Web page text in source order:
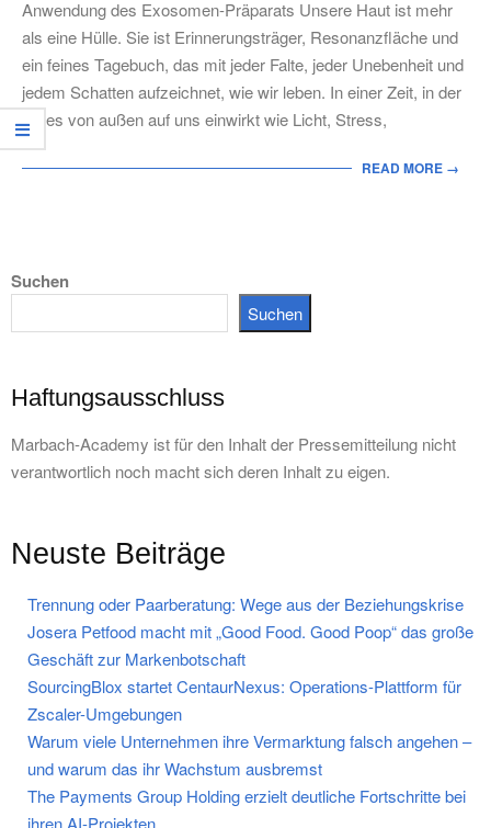
Anwendung des Exosomen-Präparats Unsere Haut ist mehr
als eine Hülle. Sie ist Erinnerungsträger, Resonanzfläche und
ein feines Tagebuch, das mit jeder Falte, jeder Unebenheit und
jedem Schatten aufzeichnet, wie wir leben. In einer Zeit, in der
vieles von außen auf uns einwirkt wie Licht, Stress,
READ MORE →
Suchen
Suchen
Haftungsausschluss
Marbach-Academy ist für den Inhalt der Pressemitteilung nicht
verantwortlich noch macht sich deren Inhalt zu eigen.
Neuste Beiträge
Trennung oder Paarberatung: Wege aus der Beziehungskrise
Josera Petfood macht mit „Good Food. Good Poop“ das große
Geschäft zur Markenbotschaft
SourcingBlox startet CentaurNexus: Operations-Plattform für
Zscaler-Umgebungen
Warum viele Unternehmen ihre Vermarktung falsch angehen –
und warum das ihr Wachstum ausbremst
The Payments Group Holding erzielt deutliche Fortschritte bei
ihren AI-Projekten